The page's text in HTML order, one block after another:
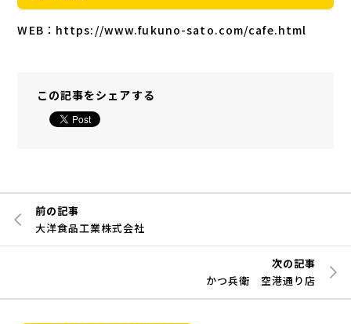
WEB：https://www.fukuno-sato.com/cafe.html
この記事をシェアする
前の記事
大洋食品工業株式会社
次の記事
かつ兵衛 空港通り店